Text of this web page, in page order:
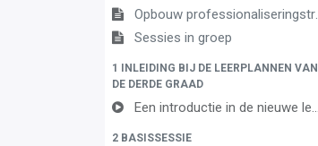
Opbouw professionaliseringstraject
Sessies in groep
1 INLEIDING BIJ DE LEERPLANNEN VAN
DE DERDE GRAAD
Een introductie in de nieuwe leerplannen van de derde graad
2 BASISSESSIE